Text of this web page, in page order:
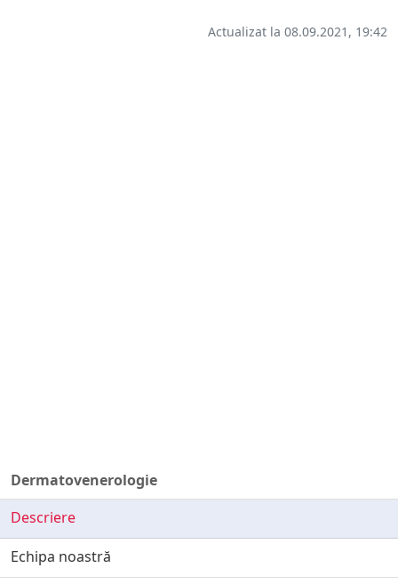
Dermatovenerologie
Descriere
Echipa noastră
Actualizat la 08.09.2021, 19:42